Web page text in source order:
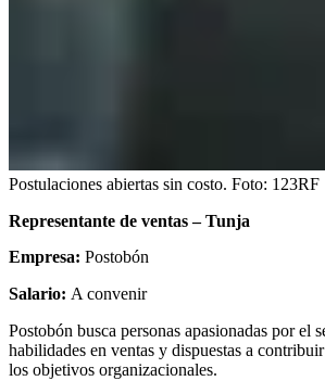
Postulaciones abiertas sin costo. Foto: 123RF
Representante de ventas – Tunja
Empresa: Postobón
Salario: A convenir
Postobón busca personas apasionadas por el
habilidades en ventas y dispuestas a
los objetivos organizacionales.